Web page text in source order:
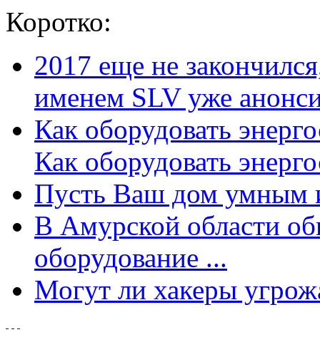
Коротко:
2017 еще не
именем SLV уже
Как оборудовать
Как оборудовать
Пусть Ваш дом умным
В Амурской области
оборудование ...
Могут ли хакеры